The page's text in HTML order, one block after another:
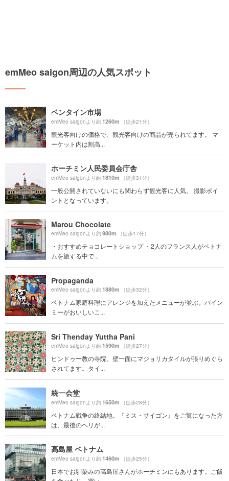
emMeo saigon周辺の人気スポット
ベンタイン市場
emMeo saigonより約1260m （徒歩21分）
観光客向けの価格で、観光客向けの商品が売られてます。 マ
ーケット内は割高...
ホーチミン人民委員会庁舎
emMeo saigonより約1810m （徒歩31分）
一般公開されていないにも関わらず観光客に人気。 撮影ポイ
ントとなっています。
Marou Chocolate
emMeo saigonより約980m （徒歩17分）
・おすすめチョコレートショップ ・2人のフランス人がベトナ
ムを旅する中で...
Propaganda
emMeo saigonより約1880m （徒歩32分）
ベトナム家庭料理にアレンジを加えたメニューが並ぶ。バイン
ミーがおいしいこ...
Sri Thenday Yuttha Pani
emMeo saigonより約1590m （徒歩27分）
ヒンドゥー教の寺院。壁一面にマジョリカタイルが張りめぐら
されてます。タイ...
統一会堂
emMeo saigonより約1650m （徒歩28分）
ベトナム戦争の終結地。『ミス・サイゴン』をご覧になった方
は、最後のヘリが...
高島屋 ベトナム
emMeo saigonより約1460m （徒歩25分）
日本でお馴染みの高島屋さんがホーチミンにもあります。ご飯